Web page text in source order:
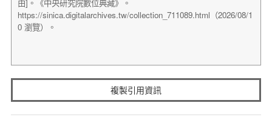
複製引用資訊